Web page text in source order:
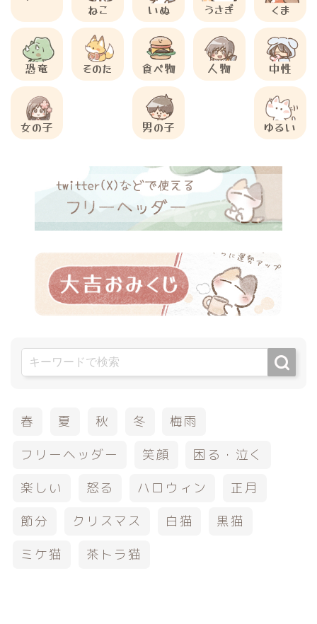
ねこ
いぬ うさぎ くま
恐竜 そのた 食べ物 人物 中性
女の子 男の子 ゆるい
春 夏 秋 冬
梅雨
フリーヘッダー
笑顔
困る・泣く
楽しい
怒る ハロウィン
正月
節分
クリスマス 白猫
黒猫
ミケ猫
茶トラ猫